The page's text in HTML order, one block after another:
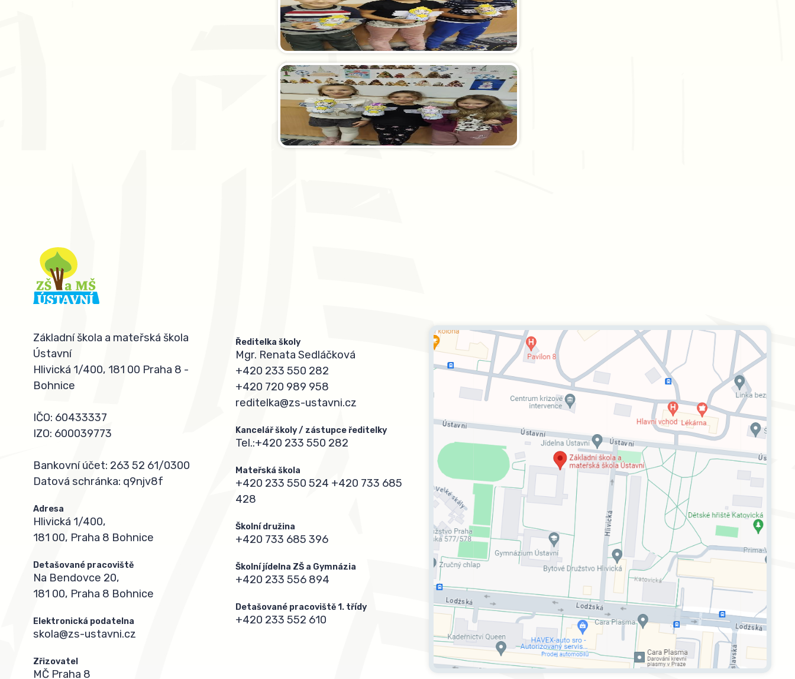
Základní škola a mateřská škola
Ústavní
Hlivická 1/400, 181 00 Praha 8 -
Bohnice
IČO: 60433337
IZO: 600039773
Bankovní účet: 263 52 61/0300
Datová schránka: q9njv8f
Adresa
Hlivická 1/400,
181 00, Praha 8 Bohnice
Detašované pracoviště
Na Bendovce 20,
181 00, Praha 8 Bohnice
Elektronická podatelna
skola@zs-ustavni.cz
Zřizovatel
MČ Praha 8
Ředitelka školy
Mgr. Renata Sedláčková
+420 233 550 282
+420 720 989 958
reditelka@zs-ustavni.cz
Kancelář školy / zástupce ředitelky
Tel.:+420 233 550 282
Mateřská škola
+420 233 550 524 +420 733 685
428
Školní družina
+420 733 685 396
Školní jídelna ZŠ a Gymnázia
+420 233 556 894
Detašované pracoviště 1. třídy
+420 233 552 610